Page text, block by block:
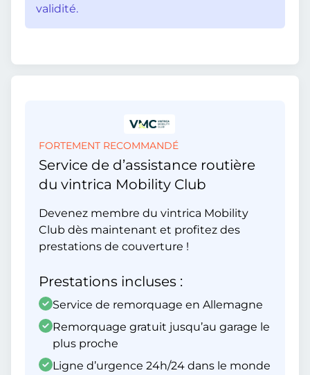
validité.
FORTEMENT RECOMMANDÉ
Service de d’assistance routière
du vintrica Mobility Club
Devenez membre du vintrica Mobility
Club dès maintenant et profitez des
prestations de couverture !
Prestations incluses :
Service de remorquage en Allemagne
Remorquage gratuit jusqu’au garage le
plus proche
Ligne d’urgence 24h/24 dans le monde